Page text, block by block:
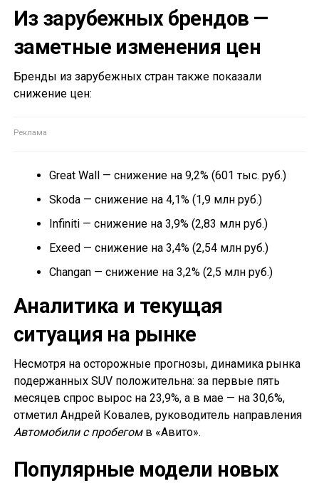
Из зарубежных брендов —
заметные изменения цен
Бренды из зарубежных стран также показали
снижение цен:
Great Wall — снижение на 9,2% (601 тыс. руб.)
Skoda — снижение на 4,1% (1,9 млн руб.)
Infiniti — снижение на 3,9% (2,83 млн руб.)
Exeed — снижение на 3,4% (2,54 млн руб.)
Changan — снижение на 3,2% (2,5 млн руб.)
Аналитика и текущая
ситуация на рынке
Несмотря на осторожные прогнозы, динамика рынка
подержанных SUV положительна: за первые пять
месяцев спрос вырос на 23,9%, а в мае — на 30,6%,
отметил Андрей Ковалев, руководитель направления
Автомобили с пробегомв «Авито».
Популярные модели новых